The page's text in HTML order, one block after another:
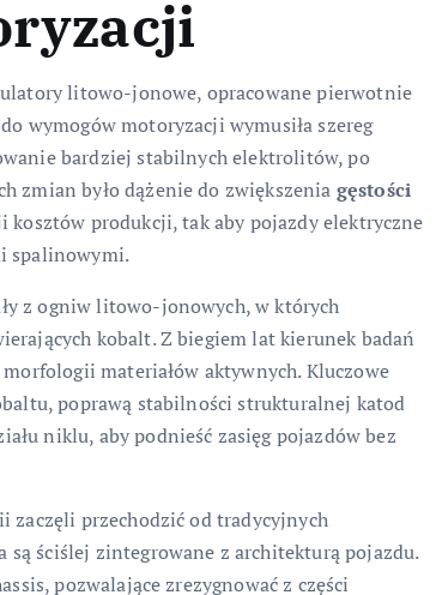
litowo-jonowe, opracowane pierwotnie
wymogów motoryzacji wymusiła szereg
bardziej stabilnych elektrolitów, po
zmian było dążenie do zwiększenia gęstości
produkcji, tak aby pojazdy elektryczne
spalinowymi.
z ogniw litowo-jonowych, w których
kobalt. Z biegiem lat kierunek badań
materiałów aktywnych. Kluczowe
poprawą stabilności strukturalnej katod
niklu, aby podnieść zasięg pojazdów bez
zaczęli przechodzić od tradycyjnych
ściślej zintegrowane z architekturą pojazdu.
pozwalające zrezygnować z części